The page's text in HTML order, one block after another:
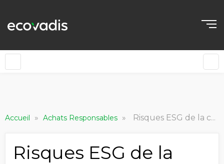
Accueil » Achats Responsables » Risques ESG de la chaîne amont du caoutchouc naturel : de grands acheteurs sur rubberWay®
Risques ESG de la